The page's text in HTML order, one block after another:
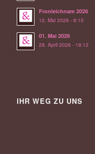
Fronleichnam 2026
12. Mai 2026 - 8:15
01. Mai 2026
28. April 2026 - 19:12
IHR WEG ZU UNS